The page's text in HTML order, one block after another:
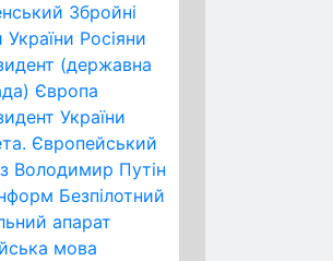
Збройні
України Росіяни
(державна
Європа
України
Європейський
Володимир Путін
Безпілотний
апарат
мова